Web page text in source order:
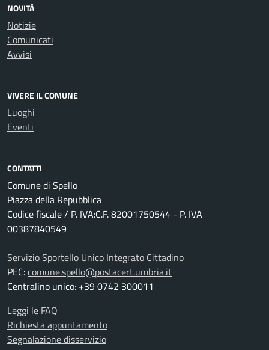
NOVITÀ
Notizie
Comunicati
Avvisi
VIVERE IL COMUNE
Luoghi
Eventi
CONTATTI
Comune di Spello
Piazza della Repubblica
Codice fiscale / P. IVA:C.F. 82001750544 - P. IVA
00387840549
Servizio Sportello Unico Integrato Cittadino
PEC:comune.spello@postacert.umbria.it
Centralino unico: +39 0742 300011
Leggi le FAQ
Richiesta appuntamento
Segnalazione disservizio